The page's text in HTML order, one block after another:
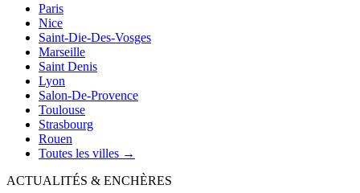
Paris
Nice
Saint-Die-Des-Vosges
Marseille
Saint Denis
Lyon
Salon-De-Provence
Toulouse
Strasbourg
Rouen
Toutes les villes →
ACTUALITÉS & ENCHÈRES